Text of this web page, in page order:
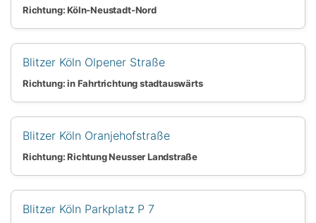
Richtung: Köln-Neustadt-Nord
Blitzer Köln Olpener Straße
Richtung: in Fahrtrichtung stadtauswärts
Blitzer Köln Oranjehofstraße
Richtung: Richtung Neusser Landstraße
Blitzer Köln Parkplatz P 7